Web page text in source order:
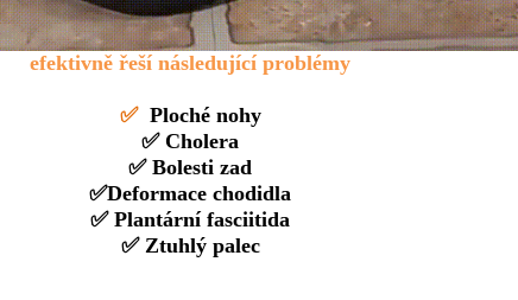
efektivně řeší následující problémy
✅ Ploché nohy
✅ Cholera
✅ Bolesti zad
✅Deformace chodidla
✅ Plantární fasciitida
✅ Ztuhlý palec